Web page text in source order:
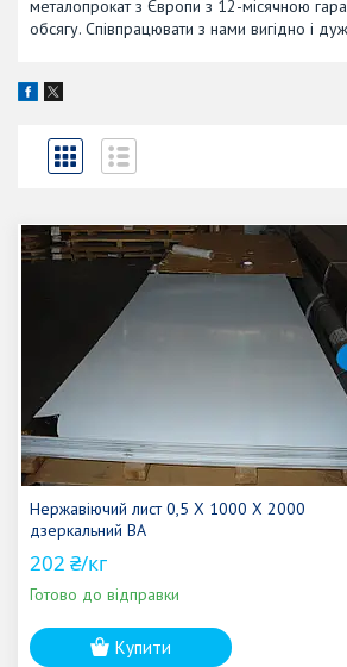
металопрокат з Європи з 12-місячною
обсягу. Співпрацювати з нами вигідно і
Нержавіючий лист 0,5 Х 1000 Х 2000
дзеркальний ВА
202 ₴/кг
Готово до відправки
Купити